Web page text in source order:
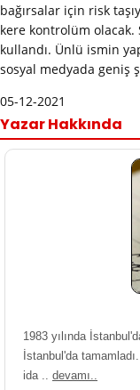
bağırsalar için risk
kere kontrolüm
kullandı. Ünlü ismin
sosyal medyada geniş
05-12-2021
Yazar Hakkında
1983 yılında
İstanbul'da
ida .. devamı..